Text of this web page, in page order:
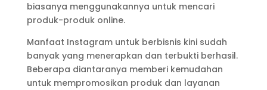
biasanya menggunakannya untuk mencari
produk-produk online.
Manfaat Instagram untuk berbisnis kini sudah
banyak yang menerapkan dan terbukti berhasil.
Beberapa diantaranya memberi kemudahan
untuk mempromosikan produk dan layanan